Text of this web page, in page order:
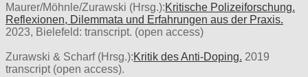
Maurer/Möhnle/Zurawski (Hrsg.):Kritische Polizeiforschung.
Reflexionen, Dilemmata und Erfahrungen aus der Praxis.
2023, Bielefeld: transcript. (open access)
Zurawski & Scharf (Hrsg.):Kritik des Anti-Doping. 2019
transcript (open access).